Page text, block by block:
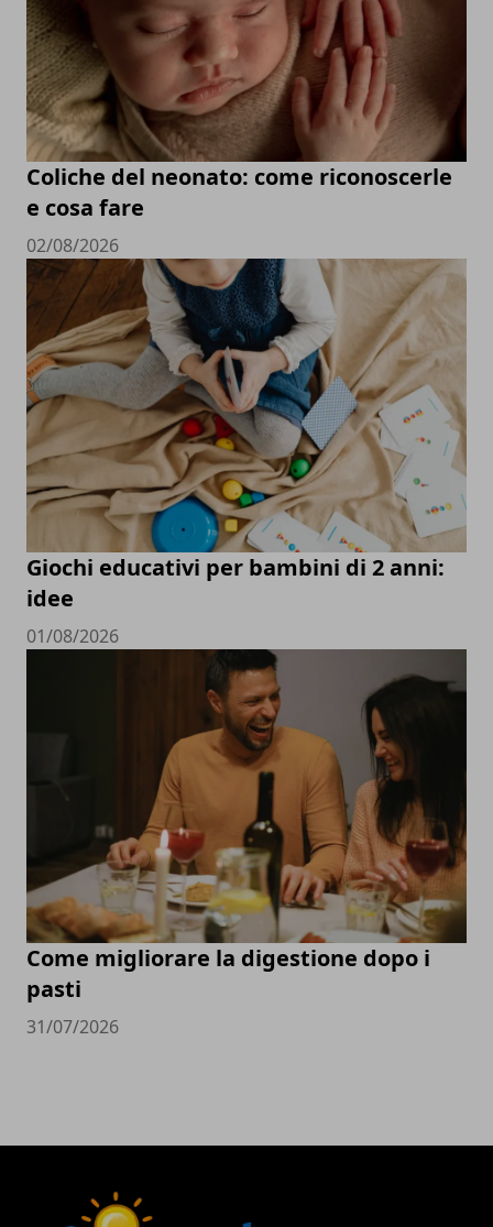
Coliche del neonato: come riconoscerle
e cosa fare
02/08/2026
Giochi educativi per bambini di 2 anni:
idee
01/08/2026
Come migliorare la digestione dopo i
pasti
31/07/2026